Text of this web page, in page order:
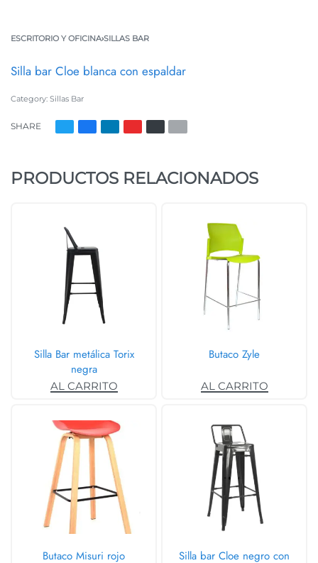
ESCRITORIO Y OFICINA›SILLAS BAR
Silla bar Cloe blanca con espaldar
Category: Sillas Bar
SHARE
PRODUCTOS RELACIONADOS
Silla Bar metálica Torix
negra
AL CARRITO
Butaco Zyle
AL CARRITO
Butaco Misuri rojo
Silla bar Cloe negro con